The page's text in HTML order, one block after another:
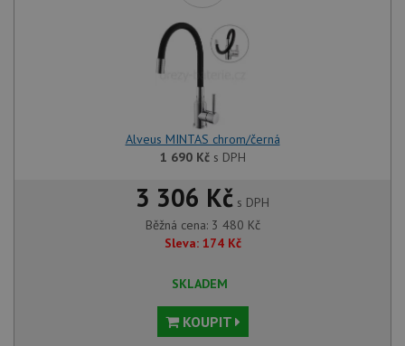
Alveus MINTAS chrom/černá
1 690 Kčs DPH
3 306 Kč s DPH
Běžná cena: 3 480 Kč
Sleva: 174 Kč
SKLADEM
KOUPIT